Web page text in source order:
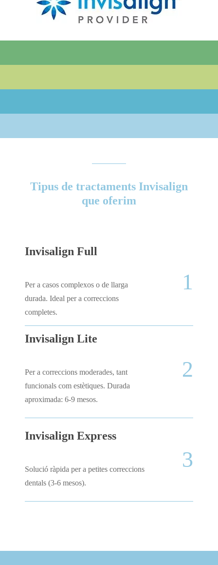
Tipus de tractaments Invisalign
que oferim
Invisalign Full
Per a casos complexos o de llarga
durada. Ideal per a correccions
completes.
1
Invisalign Lite
Per a correccions moderades, tant
funcionals com estètiques. Durada
aproximada: 6-9 mesos.
2
Invisalign Express
Solució ràpida per a petites correccions
dentals (3-6 mesos).
3